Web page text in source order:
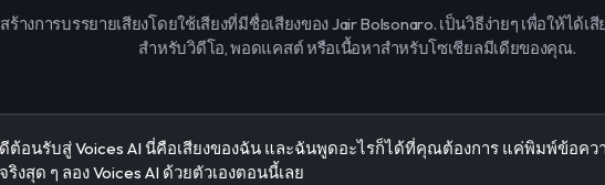
สร้างการบรรยายเสียงโดยใช้เสียงที่มีชื่อเสียงของ Jair Bolsonaro. เป็นวิธีง่ายๆ เพื่อให้ได้
สำหรับวิดีโอ, พอดแคสต์ หรือเนื้อหาสำหรับโซเชียลมีเดียของคุณ.